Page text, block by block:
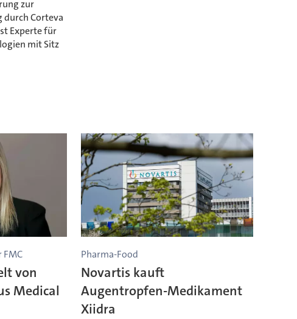
zur
durch Corteva
Experte für
mit Sitz
von
Medical
Pharma-Food
Novartis kauft
Augentropfen-Medikament
Xiidra